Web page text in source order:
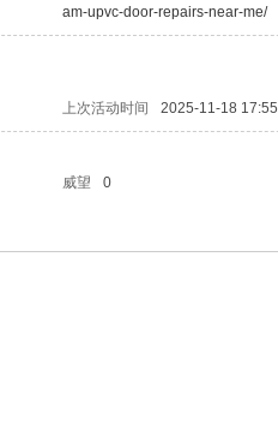
am-upvc-door-repairs-near-me/
上次活动时间 2025-11-18 17:55
威望 0